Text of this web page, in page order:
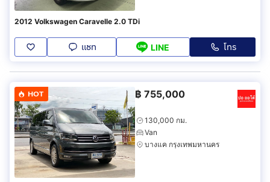
2012 Volkswagen Caravelle 2.0 TDi
แชท LINE โทร
HOT ฿ 755,000
130,000 กม.
Van
บางแค กรุงเทพมหานคร